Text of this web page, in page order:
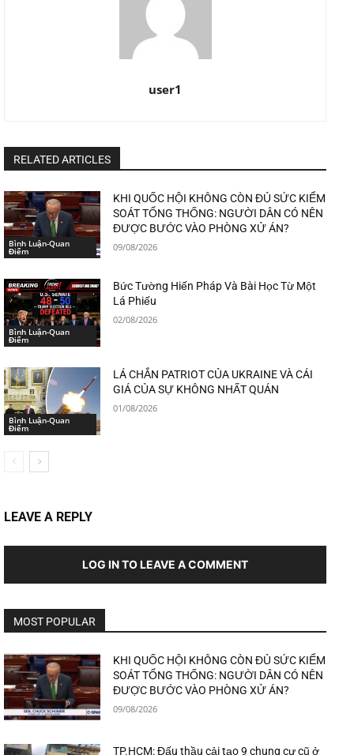
user1
RELATED ARTICLES
Bình Luận-Quan
Điểm
KHI QUỐC HỘI KHÔNG CÒN ĐỦ SỨC KIỂM
SOÁT TỔNG THỐNG: NGƯỜI DÂN CÓ NÊN
ĐƯỢC BƯỚC VÀO PHÒNG XỬ ÁN?
09/08/2026
Bình Luận-Quan
Điểm
Bức Tường Hiến Pháp Và Bài Học Từ Một
Lá Phiếu
02/08/2026
Bình Luận-Quan
Điểm
LÁ CHẮN PATRIOT CỦA UKRAINE VÀ CÁI
GIÁ CỦA SỰ KHÔNG NHẤT QUÁN
01/08/2026
LEAVE A REPLY
LOG IN TO LEAVE A COMMENT
MOST POPULAR
KHI QUỐC HỘI KHÔNG CÒN ĐỦ SỨC KIỂM
SOÁT TỔNG THỐNG: NGƯỜI DÂN CÓ NÊN
ĐƯỢC BƯỚC VÀO PHÒNG XỬ ÁN?
09/08/2026
TP.HCM: Đấu thầu cải tạo 9 chung cư cũ ở